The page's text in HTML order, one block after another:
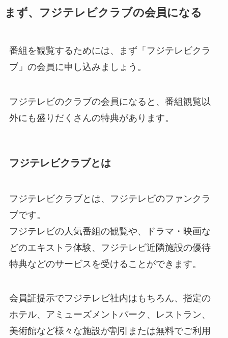
まず、フジテレビクラブの会員になる
番組を観覧するためには、まず「フジテレビクラ
ブ」の会員に申し込みましょう。
フジテレビのクラブの会員になると、番組観覧以
外にも盛りだくさんの特典があります。
フジテレビクラブとは
フジテレビクラブとは、フジテレビのファンクラ
ブです。
フジテレビの人気番組の観覧や、ドラマ・映画な
どのエキストラ体験、フジテレビ近隣施設の優待
特典などのサービスを受けることができます。
会員証提示でフジテレビ社内はもちろん、指定の
ホテル、アミューズメントパーク、レストラン、
美術館など様々な施設が割引または無料でご利用